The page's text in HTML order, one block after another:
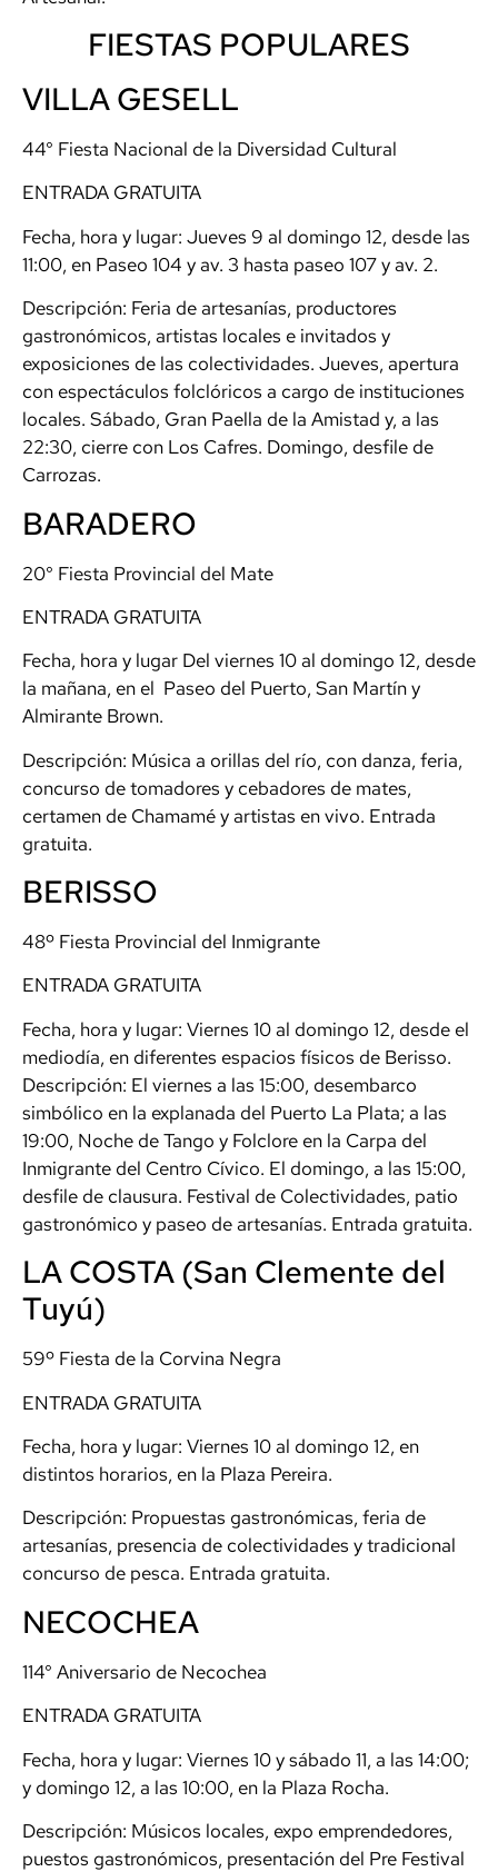
FIESTAS POPULARES
VILLA GESELL
44° Fiesta Nacional de la Diversidad Cultural
ENTRADA GRATUITA
Fecha, hora y lugar: Jueves 9 al domingo 12, desde las
11:00, en Paseo 104 y av. 3 hasta paseo 107 y av. 2.
Descripción: Feria de artesanías, productores
gastronómicos, artistas locales e invitados y
exposiciones de las colectividades. Jueves, apertura
con espectáculos folclóricos a cargo de instituciones
locales. Sábado, Gran Paella de la Amistad y, a las
22:30, cierre con Los Cafres. Domingo, desfile de
Carrozas.
BARADERO
20° Fiesta Provincial del Mate
ENTRADA GRATUITA
Fecha, hora y lugar Del viernes 10 al domingo 12, desde
la mañana, en el Paseo del Puerto, San Martín y
Almirante Brown.
Descripción: Música a orillas del río, con danza, feria,
concurso de tomadores y cebadores de mates,
certamen de Chamamé y artistas en vivo. Entrada
gratuita.
BERISSO
48º Fiesta Provincial del Inmigrante
ENTRADA GRATUITA
Fecha, hora y lugar: Viernes 10 al domingo 12, desde el
mediodía, en diferentes espacios físicos de Berisso.
Descripción: El viernes a las 15:00, desembarco
simbólico en la explanada del Puerto La Plata; a las
19:00, Noche de Tango y Folclore en la Carpa del
Inmigrante del Centro Cívico. El domingo, a las 15:00,
desfile de clausura. Festival de Colectividades, patio
gastronómico y paseo de artesanías. Entrada gratuita.
LA COSTA (San Clemente del
Tuyú)
59º Fiesta de la Corvina Negra
ENTRADA GRATUITA
Fecha, hora y lugar: Viernes 10 al domingo 12, en
distintos horarios, en la Plaza Pereira.
Descripción: Propuestas gastronómicas, feria de
artesanías, presencia de colectividades y tradicional
concurso de pesca. Entrada gratuita.
NECOCHEA
114° Aniversario de Necochea
ENTRADA GRATUITA
Fecha, hora y lugar: Viernes 10 y sábado 11, a las 14:00;
y domingo 12, a las 10:00, en la Plaza Rocha.
Descripción: Músicos locales, expo emprendedores,
puestos gastronómicos, presentación del Pre Festival